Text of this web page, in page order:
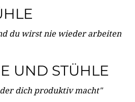
du wirst nie wieder arbeiten
UND STÜHLE
dich produktiv macht"